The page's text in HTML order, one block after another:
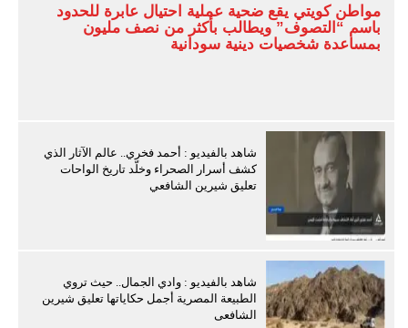
مواطن كويتي يقع ضحية عملية احتيال عابرة للحدود
باسم “التصوف” ويطالب بأكثر من نصف مليون
بمساعدة شخصيات دينية سودانية
شاهد بالفيديو : أحمد فخري.. عالم الآثار الذي
كشف أسرار الصحراء وخلّد تاريخ الواحات
تعليق شيرين الشافعي
شاهد بالفيديو : وادي الجمال.. حيث تروي
الطبيعة المصرية أجمل حكاياتها تعليق شيرين
الشافعى